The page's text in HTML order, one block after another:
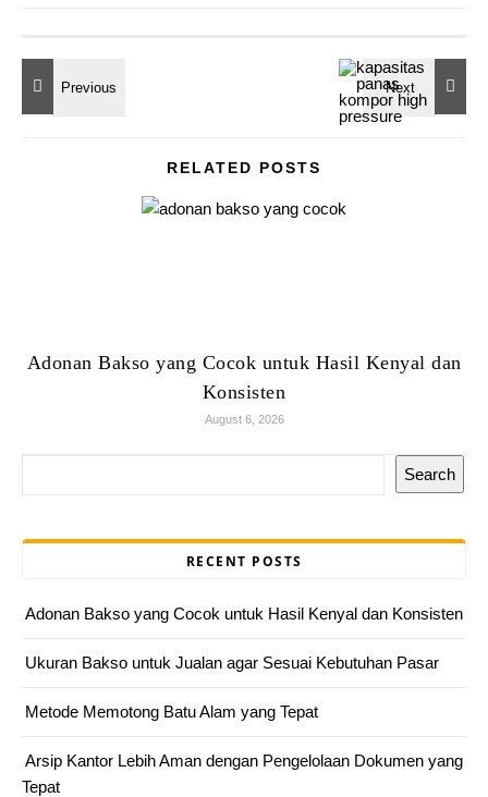
RELATED POSTS
Adonan Bakso yang Cocok untuk Hasil Kenyal dan
Konsisten
August 6, 2026
Search
RECENT POSTS
Adonan Bakso yang Cocok untuk Hasil Kenyal dan Konsisten
Ukuran Bakso untuk Jualan agar Sesuai Kebutuhan Pasar
Metode Memotong Batu Alam yang Tepat
Arsip Kantor Lebih Aman dengan Pengelolaan Dokumen yang
Tepat